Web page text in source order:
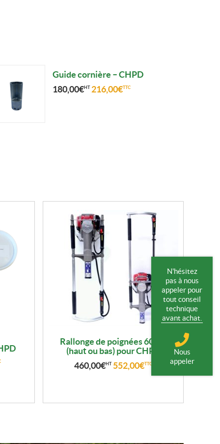
N'hésitez
pas à nous
appeler pour
tout conseil
technique
avant achat.
Nous
appeler
Guide cornière – CHPD
180,00€HT 216,00€TTC
Rallonge de poignées 60 cm
(haut ou bas) pour CHPD
460,00€HT 552,00€TTC